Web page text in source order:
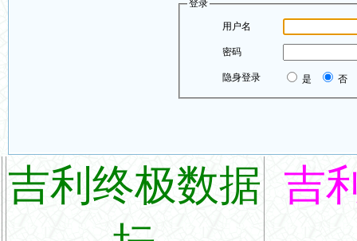
登录
用户名
密码
隐身登录 是 否
吉利终极数据 吉